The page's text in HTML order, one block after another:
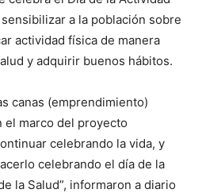
a la población sobre
actividad física de manera
y adquirir buenos hábitos.
canas (emprendimiento)
el marco del proyecto
celebrando la vida, y
celebrando el día de la
la Salud”, informaron a diario